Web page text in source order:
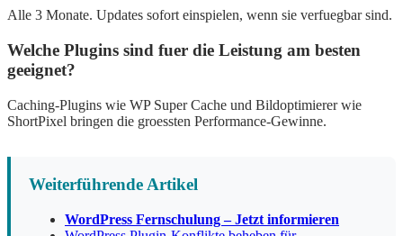
Alle 3 Monate. Updates sofort einspielen, wenn sie verfuegbar sind.
Welche Plugins sind fuer die Leistung am besten
geeignet?
Caching-Plugins wie WP Super Cache und Bildoptimierer wie
ShortPixel bringen die groessten Performance-Gewinne.
Weiterführende Artikel
WordPress Fernschulung – Jetzt informieren